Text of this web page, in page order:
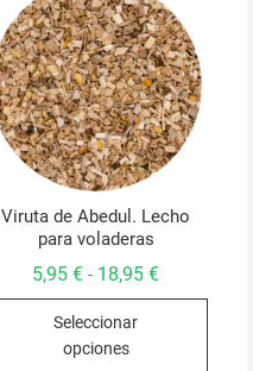
Viruta de Abedul. Lecho
para voladeras
5,95€ - 18,95€Rango
Seleccionar
opciones
Este